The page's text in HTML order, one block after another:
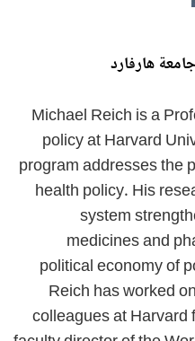
هارفارد
Michael Reich is a
policy at Harvard
program addresses the
health policy. His
system
medicines and
political economy of
Reich has worked
colleagues at Harvard